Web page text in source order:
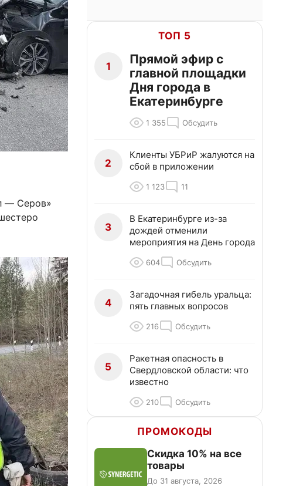
— Серов»
ТОП 5
1
Прямой эфир с
главной площадки
Дня города в
Екатеринбурге
1 355 Обсудить
2
Клиенты УБРиР жалуются на
сбой в приложении
1 123 11
3
В Екатеринбурге из-за
дождей отменили
мероприятия на День города
604 Обсудить
4
Загадочная гибель уральца:
пять главных вопросов
216 Обсудить
5
Ракетная опасность в
Свердловской области: что
известно
210 Обсудить
ПРОМОКОДЫ
Скидка 10% на все
товары
До 31 августа, 2026